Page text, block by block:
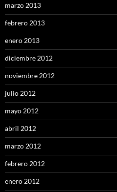
marzo 2013
febrero 2013
enero 2013
diciembre 2012
noviembre 2012
julio 2012
mayo 2012
abril 2012
marzo 2012
febrero 2012
enero 2012